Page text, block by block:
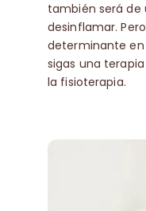
también será de
desinflamar.
determinante
sigas una
la fisioterapia.